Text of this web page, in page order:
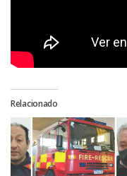
Relacionado